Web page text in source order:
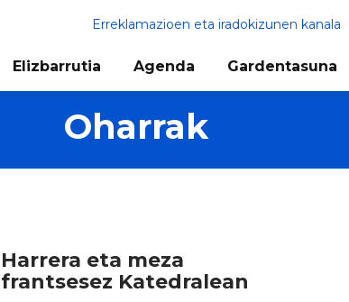
Erreklamazioen eta iradokizunen kanala
Elizbarrutia Agenda Gardentasuna
Oharrak
Harrera eta meza
frantsesez Katedralean